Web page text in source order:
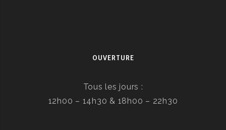
OUVERTURE
Tous les jours :
12h00 – 14h30 & 18h00 – 22h30